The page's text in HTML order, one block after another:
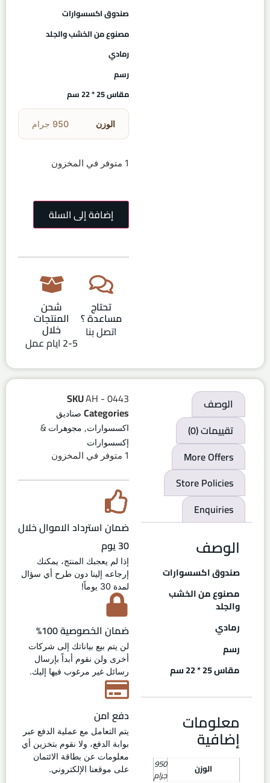
صندوق اكسسوارات
مصنوع من الخشب والجلد
رمادي
رسم
مقاس 25 * 22 سم
الوزن 950 جرام
1 متوفر في المخزون
إضافة إلى السلة
تحتاج
مساعدة ؟
اتصل بنا
شحن
المنتجات
خلال
2-5 ايام عمل
الوصف
تقييمات (0)
More Offers
Store Policies
Enquiries
الوصف
صندوق اكسسوارات
مصنوع من الخشب
والجلد
رمادي
رسم
مقاس 25 * 22 سم
معلومات
إضافية
الوزن 950
جرام
SKUAH - 0443
Categories صناديق
اكسسوارات, مجوهرات &
إكسسوارات
1 متوفر في المخزون
ضمان استرداد الاموال خلال
30 يوم
إذا لم يعجبك المنتج، يمكنك
إرجاعه إلينا دون طرح أي سؤال
لمدة 30 يوماً!
ضمان الخصوصية 100%
لن يتم بيع بياناتك إلى شركات
أخرى ولن نقوم أبداً بإرسال
رسائل غير مرغوب فيها إليك.
دفع امن
يتم التعامل مع عملية الدفع عبر
بوابة الدفع، ولا نقوم بتخزين أي
معلومات عن بطاقة الائتمان
على موقعنا الإلكتروني.